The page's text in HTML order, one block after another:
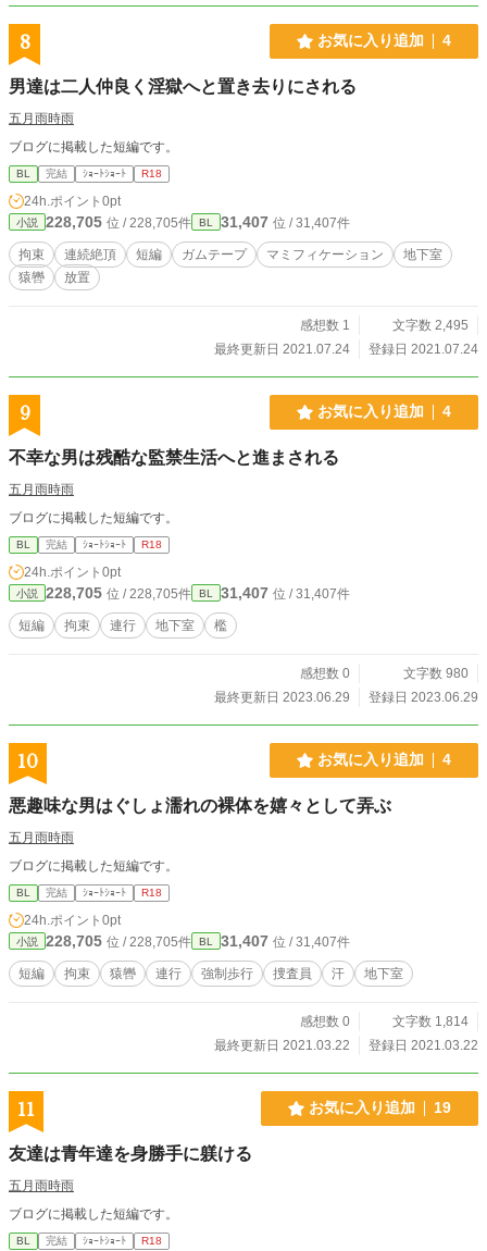
8 お気に入り追加 4
男達は二人仲良く淫獄へと置き去りにされる
五月雨時雨
ブログに掲載した短編です。
BL 完結 ｼｮｰﾄｼｮｰﾄ R18
24h.ポイント 0pt
小説 228,705 位 / 228,705件 BL 31,407 位 / 31,407件
拘束 連続絶頂 短編 ガムテープ マミフィケーション
地下室
猿轡
放置
感想数 1
文字数 2,495
最終更新日 2021.07.24
登録日 2021.07.24
9 お気に入り追加 4
不幸な男は残酷な監禁生活へと進まされる
五月雨時雨
ブログに掲載した短編です。
BL 完結 ｼｮｰﾄｼｮｰﾄ R18
24h.ポイント 0pt
小説 228,705 位 / 228,705件 BL 31,407 位 / 31,407件
短編 拘束 連行 地下室 檻
感想数 0
文字数 980
最終更新日 2023.06.29
登録日 2023.06.29
10 お気に入り追加 4
悪趣味な男はぐしょ濡れの裸体を嬉々として弄ぶ
五月雨時雨
ブログに掲載した短編です。
BL 完結 ｼｮｰﾄｼｮｰﾄ R18
24h.ポイント 0pt
小説 228,705 位 / 228,705件 BL 31,407 位 / 31,407件
短編 拘束 猿轡 連行 強制歩行 捜査員 汗 地下室
感想数 0
文字数 1,814
最終更新日 2021.03.22
登録日 2021.03.22
11 お気に入り追加 19
友達は青年達を身勝手に躾ける
五月雨時雨
ブログに掲載した短編です。
BL 完結 ｼｮｰﾄｼｮｰﾄ R18